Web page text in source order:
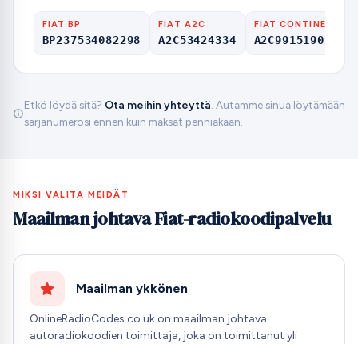
FIAT BP
BP237534082298
FIAT A2C
A2C53424334
FIAT CONTINENTAL
Etkö löydä sitä? Ota meihin yhteyttä . Autamme sinua löytämään
sarjanumerosi ennen kuin maksat penniäkään.
MIKSI VALITA MEIDÄT
Maailman johtava Fiat-radiokoodipalvelu
Maailman ykkönen
OnlineRadioCodes.co.uk on maailman johtava
autoradiokoodien toimittaja, joka on toimittanut yli